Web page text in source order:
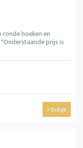
hoeken en
prijs is
Bekijk